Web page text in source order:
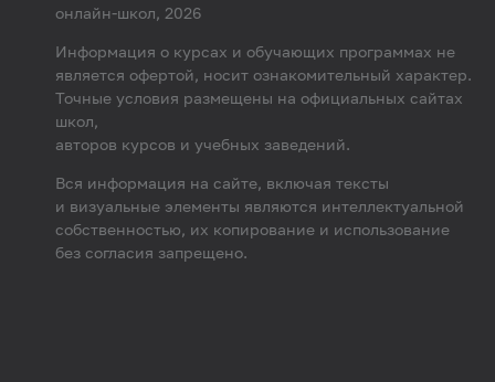
онлайн-школ, 2026
Информация о курсах и обучающих программах не
является офертой, носит ознакомительный характер.
Точные условия размещены на официальных сайтах
школ,
авторов курсов и учебных заведений.
Вся информация на сайте, включая тексты
и визуальные элементы являются интеллектуальной
собственностью, их копирование и использование
без согласия запрещено.